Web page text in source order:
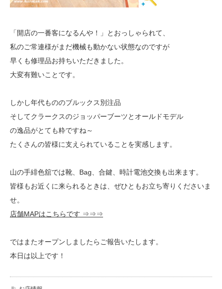
「開店の一番客になるんや！」とおっしゃられて、
私のご常連様がまだ機械も動かない状態なのですが
早くも修理品お持ちいただきました。
大変有難いことです。
しかし年代もののブルックス別注品
そしてクラークスのジョッパーブーツとオールドモデル
の逸品がとても粋ですね～
たくさんの皆様に支えられていることを実感します。
山の手緋色舘では靴、Bag、合鍵、時計電池交換も出来ます。
皆様もお近くに来られるときは、ぜひともお立ち寄りくださいま
せ。
店舗MAPはこちらです ⇒⇒⇒
ではまたオープンしましたらご報告いたします。
本日は以上です！